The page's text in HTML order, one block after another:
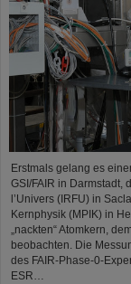
Erstmals gelang es
GSI/FAIR in Darmstadt,
l’Univers (IRFU) in
Kernphysik (MPIK) in
„nackten“ Atomkern,
beobachten. Die
des FAIR-Phase-0-
ESR…